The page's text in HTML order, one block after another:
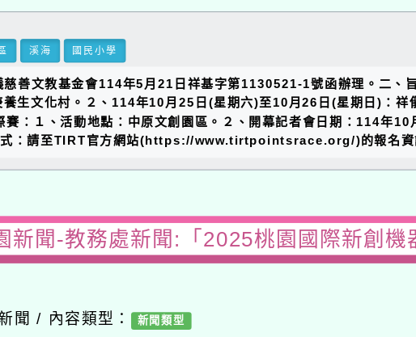
溪海 國民小學
善文教基金會114年5月21日祥基字第1130521-1號函辦理。二、
生文化村。２、114年10月25日(星期六)至10月26日(星期日)：祥
：１、活動地點：中原文創園區。２、開幕記者會日期：114年
：請至TIRT官方網站(https://www.tirtpointsrace.org/)的報名資
新聞-教務處新聞:「2025桃園國際新創
聞 / 內容類型： 新聞類型